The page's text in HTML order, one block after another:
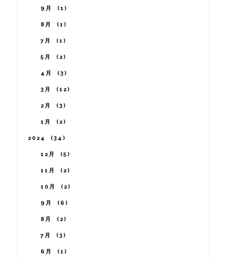
9月 1
8月 1
7月 1
5月 2
4月 3
3月 12
2月 3
1月 2
2024 34
12月 5
11月 2
10月 2
9月 6
8月 2
7月 3
6月 1